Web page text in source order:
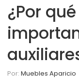
¿Por
Por: Muebles Aparicio